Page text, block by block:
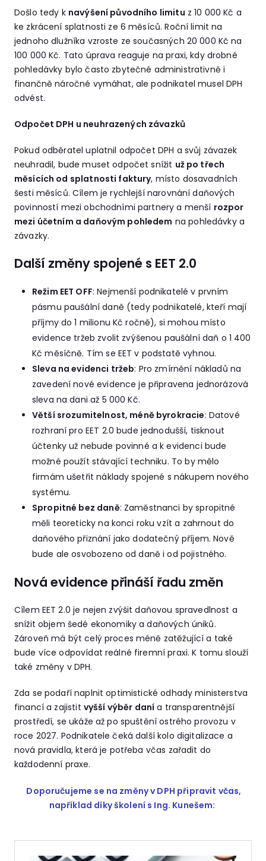
Došlo tedy k navýšení původního limitu z 10 000 Kč a
ke zkrácení splatnosti ze 6 měsíců. Roční limit na
jednoho dlužníka vzroste ze současných 20 000 Kč na
100 000 Kč. Tato úprava reaguje na praxi, kdy drobné
pohledávky bylo často zbytečné administrativně i
finančně náročné vymáhat, ale podnikatel musel DPH
odvést.
Odpočet DPH u neuhrazených závazků
Pokud odběratel uplatnil odpočet DPH a svůj závazek
neuhradil, bude muset odpočet snížit už po třech
měsících od splatnosti faktury, místo dosavadních
šesti měsíců. Cílem je rychlejší narovnání daňových
povinností mezi obchodními partnery a menší rozpor
mezi účetním a daňovým pohledem na pohledávky a
závazky.
Další změny spojené s EET 2.0
Režim EET OFF: Nejmenší podnikatelé v prvním
pásmu paušální daně (tedy podnikatelé, kteří mají
příjmy do 1 milionu Kč ročně), si mohou místo
evidence tržeb zvolit zvýšenou paušální daň o 1 400
Kč měsíčně. Tím se EET v podstatě vyhnou.
Sleva na evidenci tržeb: Pro zmírnění nákladů na
zavedení nové evidence je připravena jednorázová
sleva na dani až 5 000 Kč.
Větší srozumitelnost, méně byrokracie: Datové
rozhraní pro EET 2.0 bude jednodušší, tisknout
účtenky už nebude povinné a k evidenci bude
možné použít stávající techniku. To by mělo
firmám ušetřit náklady spojené s nákupem nového
systému.
Spropitné bez daně: Zaměstnanci by spropitné
měli teoreticky na konci roku vzít a zahrnout do
daňového přiznání jako dodatečný příjem. Nově
bude ale osvobozeno od daně i od pojistného.
Nová evidence přináší řadu změn
Cílem EET 2.0 je nejen zvýšit daňovou spravedlnost a
snížit objem šedé ekonomiky a daňových úniků.
Zároveň má být celý proces méně zatěžující a také
bude více odpovídat reálné firemní praxi. K tomu slouží
také změny v DPH.
Zda se podaří naplnit optimistické odhady ministerstva
financí a zajistit vyšší výběr daní a transparentnější
prostředí, se ukáže až po spuštění ostrého provozu v
roce 2027. Podnikatele čeká další kolo digitalizace a
nová pravidla, která je potřeba včas zařadit do
každodenní praxe.
Doporučujeme se na změny v DPH připravit včas,
například díky školení s Ing. Kunešem: